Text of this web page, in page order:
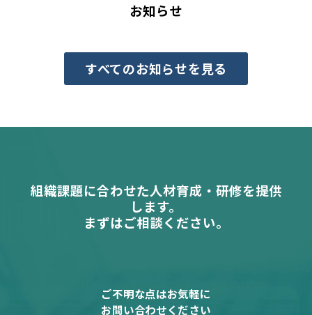
お知らせ
すべてのお知らせを見る
組織課題に合わせた人材育成・研修を提供
します。
まずはご相談ください。
ご不明な点はお気軽に
お問い合わせください